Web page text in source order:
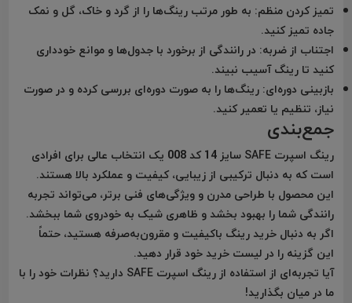
تمیز کردن منظم: به طور مرتب رینگ‌ها را از گرد و خاک، گل و نمک
جاده تمیز کنید.
اجتناب از ضربه: در رانندگی از برخورد با جدول‌ها و موانع خودداری
کنید تا رینگ آسیب نبیند.
بازبینی دوره‌ای: رینگ‌ها را به صورت دوره‌ای بررسی کرده و در صورت
نیاز، تنظیم یا تعمیر کنید.
جمع‌بندی
رینگ اسپرت SAFE سایز 14 کد 008 یک انتخاب عالی برای افرادی
است که به دنبال ترکیبی از زیبایی، کیفیت و عملکرد بالا هستند.
این محصول با طراحی مدرن و ویژگی‌های فنی برتر، می‌تواند تجربه
رانندگی شما را بهبود بخشد و ظاهری شیک به خودروی شما ببخشد.
اگر به دنبال خرید رینگ باکیفیت و مقرون‌به‌صرفه هستید، حتماً
این گزینه را در لیست خرید خود قرار دهید.
آیا تجربه‌ای از استفاده از رینگ اسپرت SAFE دارید؟ نظرات خود را با
ما در میان بگذارید!